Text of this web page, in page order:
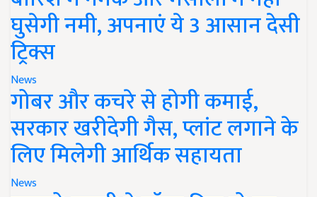
घुसेगी नमी, अपनाएं ये 3 आसान देसी
ट्रिक्स
News
गोबर और कचरे से होगी कमाई,
सरकार खरीदेगी गैस, प्लांट लगाने के
लिए मिलेगी आर्थिक सहायता
News